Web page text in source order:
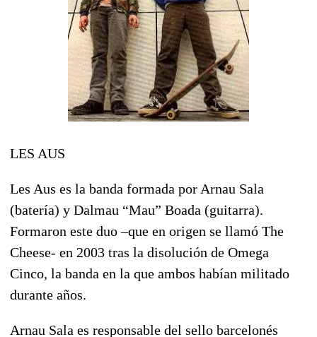
LES AUS
Les Aus es la banda formada por Arnau Sala
(batería) y Dalmau “Mau” Boada (guitarra).
Formaron este duo –que en origen se llamó The
Cheese- en 2003 tras la disolución de Omega
Cinco, la banda en la que ambos habían militado
durante años.
Arnau Sala es responsable del sello barcelonés